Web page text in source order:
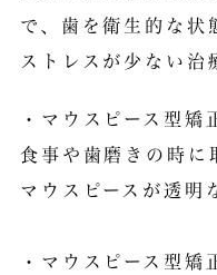
で、歯を衛生的な状
ストレスが少ない治
・マウスピース型矯
食事や歯磨きの時に
マウスピースが透明
・マウスピース型矯